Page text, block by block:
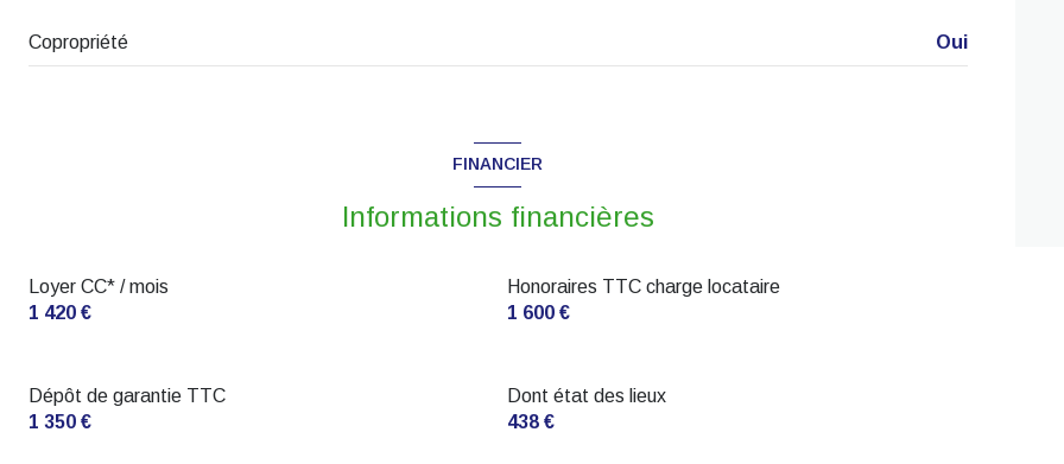
Copropriété Oui
FINANCIER
Informations financières
Loyer CC* / mois
1 420 €
Honoraires TTC charge locataire
1 600 €
Dont état des lieux
438 €
Dépôt de garantie TTC
1 350 €